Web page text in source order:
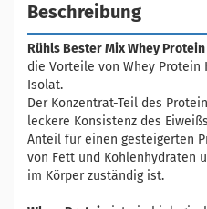
Beschreibung
Rühls Bester Mix Whey
die Vorteile von Whey Protein
Isolat.
Der Konzentrat-Teil des
leckere Konsistenz des
Anteil für einen gesteigerten
von Fett und Kohlenhydraten
im Körper zuständig ist.